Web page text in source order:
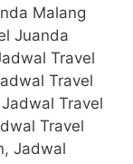
Malang
Juanda
Travel
Travel
Travel
Travel
Jadwal